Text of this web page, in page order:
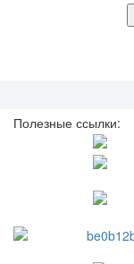
Полезные ссылки: